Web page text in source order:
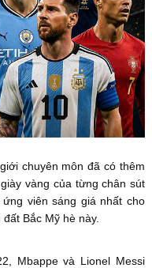
chuyên môn đã có thêm
vàng của từng chân sút
viên sáng giá nhất cho
Bắc Mỹ hè này.
Mbappe và Lionel Messi